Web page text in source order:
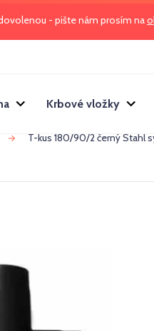
- pište nám prosím na
Krbové vložky
T-kus 180/90/2 černý Stahl